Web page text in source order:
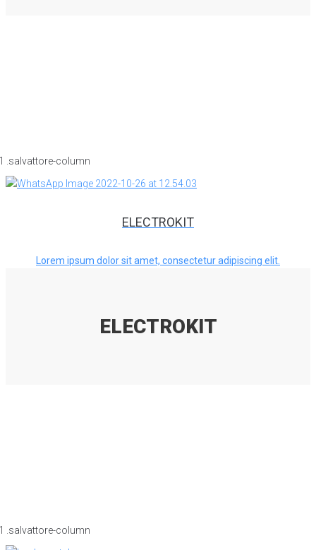
ELECTROKIT
Lorem ipsum dolor sit amet, consectetur adipiscing elit.
ELECTROKIT